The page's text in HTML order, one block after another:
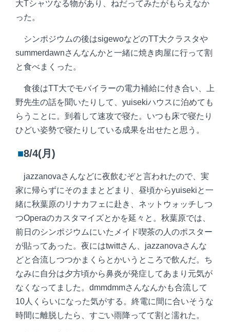
大Tシャツなる物があり、ねだってみたがもらえなか
った。
シンポジウムの後はsigewoなどのTT大クラスタや
summerdawnさんなんかと一緒に焼き肉屋に行って割
と食べまくった。
食後はTT大でモバイラーの電力補給に付き合い、上
野先生の話を聞いたりして、yuisekiハウスに泊めても
らうことに。到着して速攻で寝た。いつも床で寝たり
ひどい姿勢で寝たりしている成果を出せたと思う。
■8/4(月)
jazzanovaさんなどに夜飲むぞと言われたので、実
家に帰らずにそのままとどまり、昼頃からyuisekiと一
緒に秋葉原のリナカフェに赴き、ネットウォッチしつ
つOperaのカスタマイズとかを延々と。秋葉原では、
前日のシンポジウムにいたメイド喫茶の人のポスター
が貼ってあった。夜にはtwittさん、jazzanovaさんな
どと合流しつつかまくらとかいうところで飲んだ。ち
なみに自分は夕方頃から鼻炎が発症してあまり元気が
なくなってました。dmmdmmさんなんかも合流して
10人くらいになった気がする。終電に間に合いそうな
時間に離脱したら、すごい雨降ってて割と濡れた。